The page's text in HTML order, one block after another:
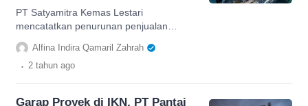
PT Satyamitra Kemas Lestari
mencatatkan penurunan penjualan
hingga 22 persen dan targetkan
pembangunan pabrik di Batang selesai
pada 2024.
Alfina Indira Qamaril Zahrah
. 2 tahun ago
Garap Proyek di IKN, PT Pantai